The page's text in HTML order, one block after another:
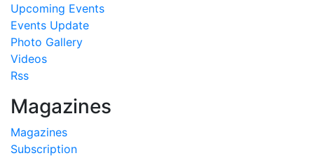
Upcoming Events
Events Update
Photo Gallery
Videos
Rss
Magazines
Magazines
Subscription